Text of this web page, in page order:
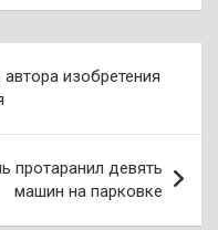
изобретения
протаранил девять
машин на парковке